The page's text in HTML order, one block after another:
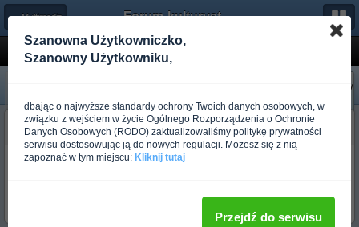
← Multimedia Forum-kulturystyka.pl
A co wy na to?
Poprzedni
Następny
»
budo_sid
Ponad rok temu
Nie mogłem się powstrzymać (przed wklejeniem tu tego
Szanowna Użytkowniczko,
Szanowny Użytkowniku,
dbając o najwyższe standardy ochrony Twoich danych osobowych, w
związku z wejściem w życie Ogólnego Rozporządzenia o Ochronie
Danych Osobowych (RODO) zaktualizowaliśmy politykę prywatności
serwisu dostosowując ją do nowych regulacji. Możesz się z nią
zapoznać w tym miejscu: Kliknij tutaj
Przejdź do serwisu